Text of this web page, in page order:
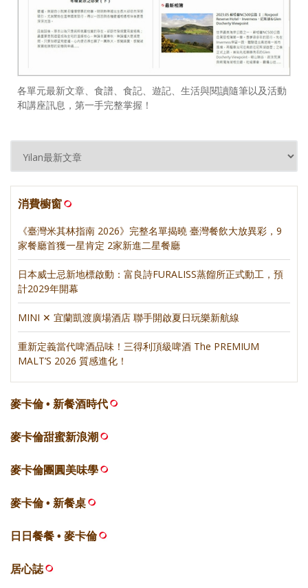
各單元最新文章、食譜、食記、遊記、生活與閱讀隨筆以及活動
和講座訊息，第一手完整掌握！
消費櫥窗
《臺灣米其林指南 2026》完整名單揭曉 臺灣餐飲大放異彩，9
家餐廳首獲一星肯定 2家新進二星餐廳
日本威士忌新地標啟動：富良詩FURALISS蒸餾所正式動工，預
計2029年開幕
MINI ✕ 宜蘭凱渡廣場酒店 聯手開啟夏日玩樂新航線
重新定義當代啤酒品味！三得利頂級啤酒 The PREMIUM
MALT’S 2026 質感進化！
麥卡倫 • 新餐酒時代
麥卡倫甜蜜新浪潮
麥卡倫團圓美味學
麥卡倫 • 新餐桌
日日餐餐 • 麥卡倫
居心誌